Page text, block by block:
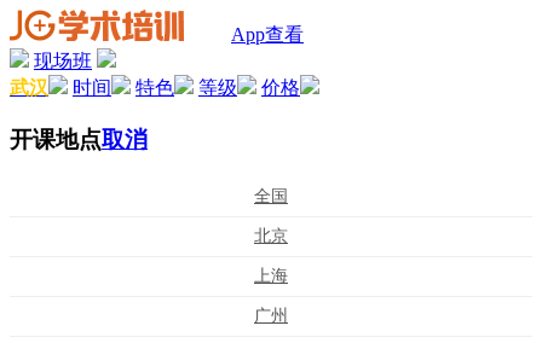
App查看
现场班
武汉
时间 特色 等级 价格
开课地点取消
全国
北京
上海
广州